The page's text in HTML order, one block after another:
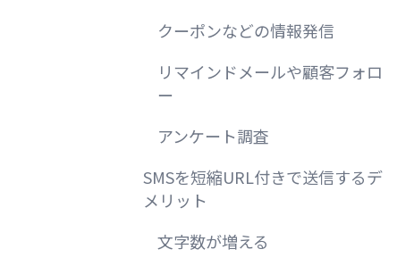
クーポンなどの情報発信
リマインドメールや顧客フォロ
ー
アンケート調査
SMSを短縮URL付きで送信するデ
メリット
文字数が増える